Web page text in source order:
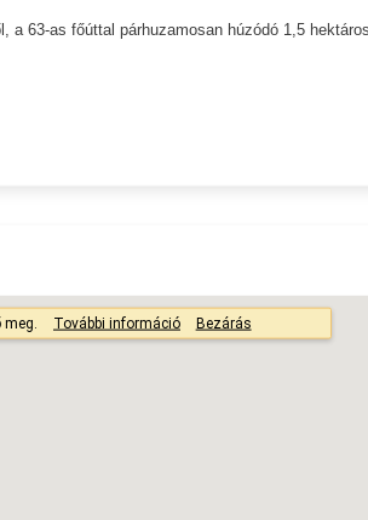
a 63-as főúttal párhuzamosan húzódó 1,5 hektáros